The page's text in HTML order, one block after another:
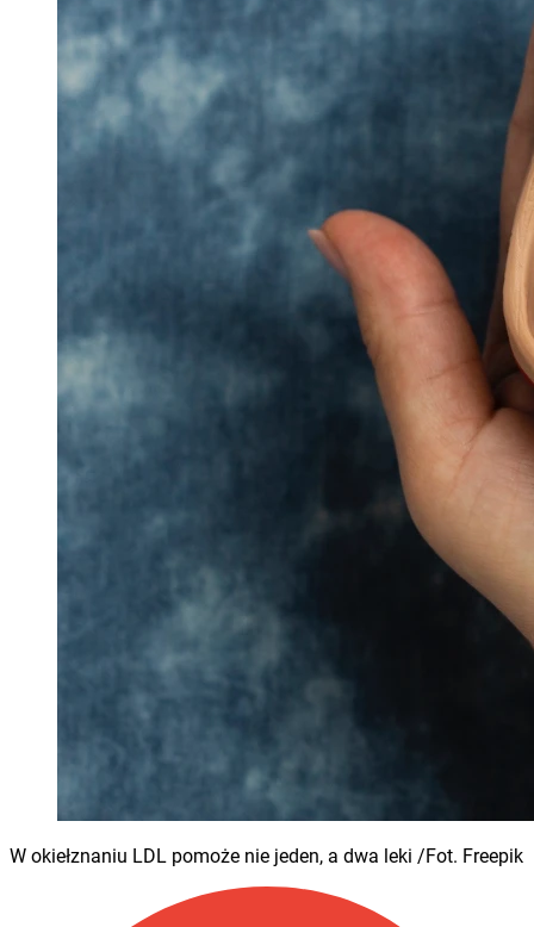
W okiełznaniu LDL pomoże nie jeden, a dwa leki /Fot. Freepik